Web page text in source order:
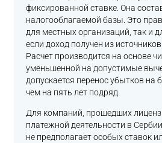
фиксированной ставке. Она
налогооблагаемой базы. Это
для местных организаций, так и
если доход получен из
Расчет производится на основе
уменьшенной на допустимые
допускается перенос убытков на
чем на пять лет подряд.
Для компаний, прошедших
платежной деятельности в
не предполагает особых ставок